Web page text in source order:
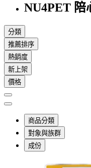
NU4PET 陪
分類
推薦排序
熱銷度
新上架
價格
商品分類
對象與族群
成份